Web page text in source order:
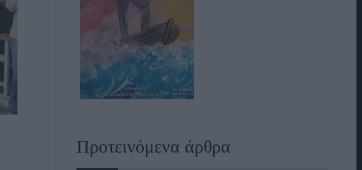
Προτεινόμενα άρθρα